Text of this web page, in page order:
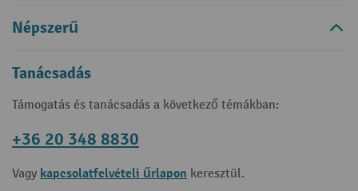
Népszerű
Tanácsadás
Támogatás és tanácsadás a következő témákban:
+36 20 348 8830
Vagy kapcsolatfelvételi űrlapon keresztül.